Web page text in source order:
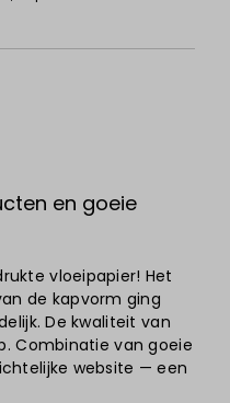
en goeie
vloeipapier! Het
de kapvorm ging
De kwaliteit van
Combinatie van goeie
website — een